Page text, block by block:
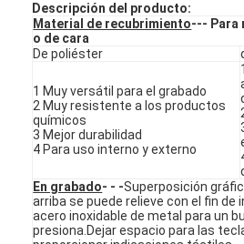
En casa
Productos
Los vídeos
Espectáculo VR
Descripción del producto:
Material de recubrimiento--- Para
o de cara
De poliéster
1 Muy versátil para el grabado
2 Muy resistente a los productos
químicos
3 Mejor durabilidad
4 Para uso interno y externo
En grabado- - -Superposición
arriba se puede relieve con el fin de
acero inoxidable de metal para un
presiona.Dejar espacio para las